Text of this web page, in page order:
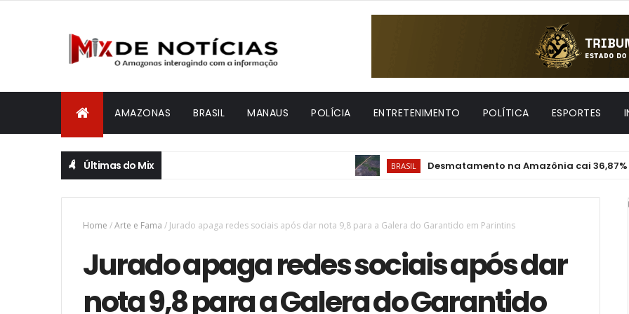
AMAZONAS BRASIL MANAUS POLÍCIA ENTRETENIMENTO POLÍTICA ESPORTES
Últimas do Mix BRASIL Desmatamento na Amazônia cai 36,87% no
Home /Arte e Fama / Jurado apaga redes sociais após dar nota 9,8 para a Galera do Garantido em Parintins
Jurado apaga redes sociais após dar
nota 9,8 para a Galera do Garantido